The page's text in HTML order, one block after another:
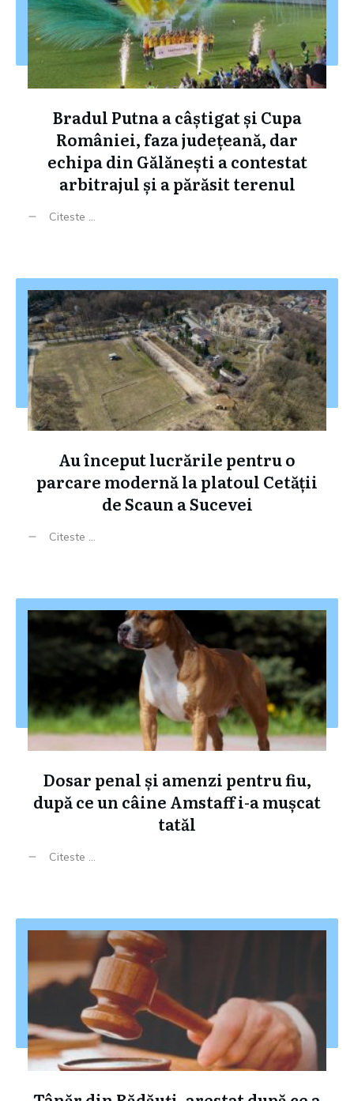
Bradul Putna a câștigat și Cupa
României, faza județeană, dar
echipa din Gălănești a contestat
arbitrajul și a părăsit terenul
Citeste ...
Au început lucrările pentru o
parcare modernă la platoul Cetății
de Scaun a Sucevei
Citeste ...
Dosar penal și amenzi pentru fiu,
după ce un câine Amstaff i-a mușcat
tatăl
Citeste ...